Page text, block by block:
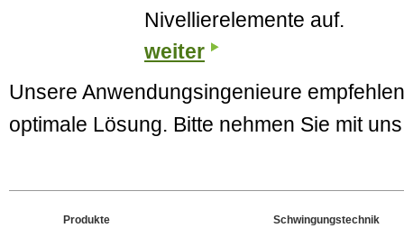
Nivellierelemente auf.
weiter
Unsere Anwendungsingenieure
optimale Lösung. Bitte nehmen Sie mit
Produkte Schwingungstechnik